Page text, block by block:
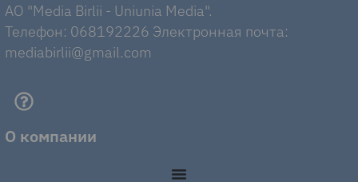
AO "Media Birlii - Uniunia Media".
Телефон: 068192226 Электронная почта:
mediabirlii@gmail.com
О компании